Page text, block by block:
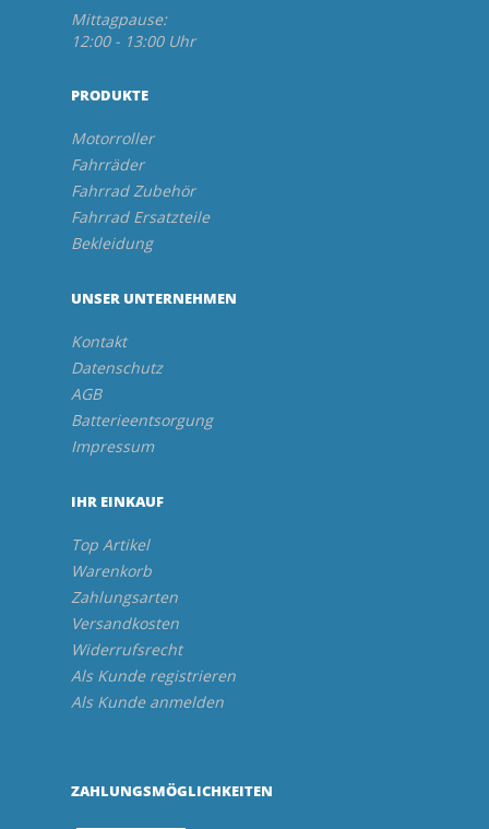
Mittagpause:
12:00 - 13:00 Uhr
PRODUKTE
Motorroller
Fahrräder
Fahrrad Zubehör
Fahrrad Ersatzteile
Bekleidung
UNSER UNTERNEHMEN
Kontakt
Datenschutz
AGB
Batterieentsorgung
Impressum
IHR EINKAUF
Top Artikel
Warenkorb
Zahlungsarten
Versandkosten
Widerrufsrecht
Als Kunde registrieren
Als Kunde anmelden
ZAHLUNGSMÖGLICHKEITEN